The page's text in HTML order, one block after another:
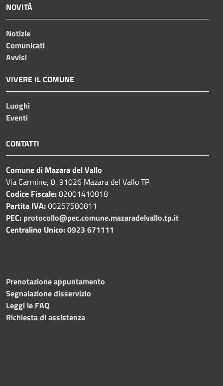
NOVITÀ
Notizie
Comunicati
Avvisi
VIVERE IL COMUNE
Luoghi
Eventi
CONTATTI
Comune di Mazara del Vallo
Via Carmine, 8, 91026 Mazara del Vallo TP
Codice Fiscale:82001410818
Partita IVA:00257580811
PEC: protocollo@pec.comune.mazaradelvallo.tp.it
Centralino Unico:0923 671111
Prenotazione appuntamento
Segnalazione disservizio
Leggi le FAQ
Richiesta di assistenza